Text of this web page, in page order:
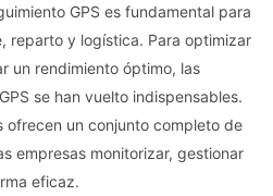
GPS es fundamental para
reparto y logística. Para optimizar
un rendimiento óptimo, las
se han vuelto indispensables.
ofrecen un conjunto completo de
empresas monitorizar, gestionar
eficaz.